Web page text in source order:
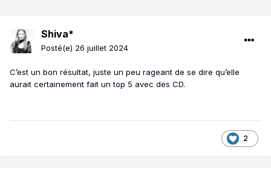
Shiva*
Posté(e) 26 juillet 2024
C’est un bon résultat, juste un peu rageant de se dire qu’elle
aurait certainement fait un top 5 avec des CD.
2